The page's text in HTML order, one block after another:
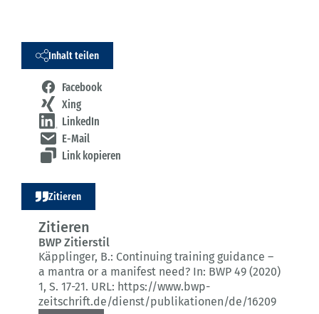
Inhalt teilen
Facebook
Xing
LinkedIn
E-Mail
Link kopieren
Zitieren
Zitieren
BWP Zitierstil
Käpplinger, B.: Continuing training guidance –
a mantra or a manifest need? In: BWP 49 (2020)
1, S. 17-21. URL: https://www.bwp-
zeitschrift.de/dienst/publikationen/de/16209